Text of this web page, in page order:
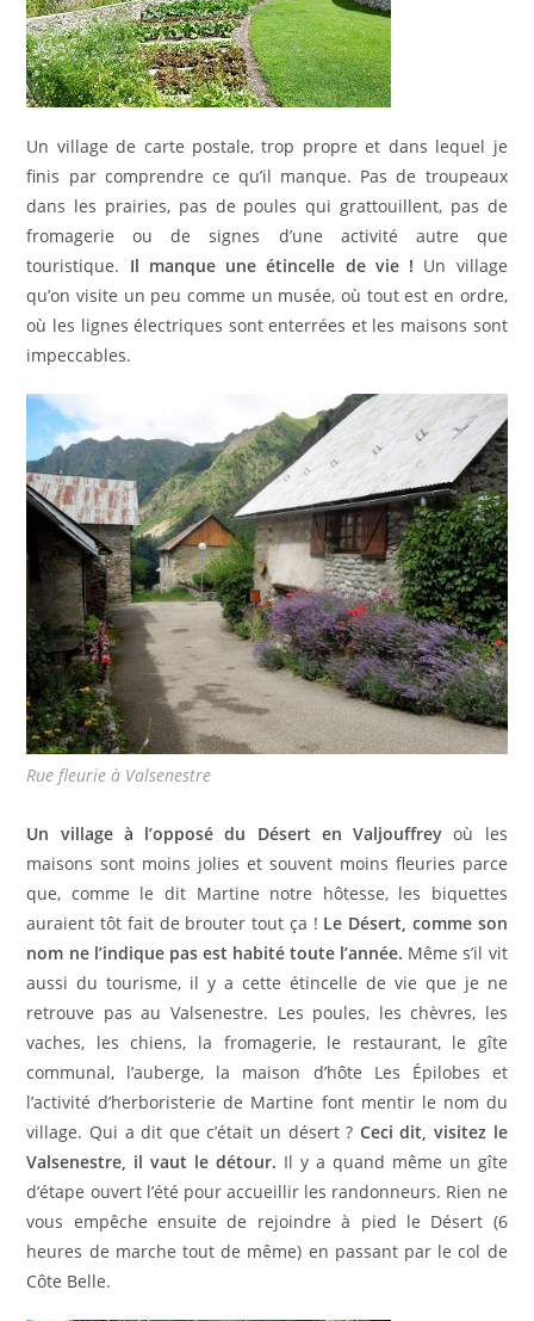
Un village de carte postale, trop propre et dans lequel je
finis par comprendre ce qu’il manque. Pas de troupeaux
dans les prairies, pas de poules qui grattouillent, pas de
fromagerie ou de signes d’une activité autre que
touristique. Il manque une étincelle de vie ! Un village
qu’on visite un peu comme un musée, où tout est en ordre,
où les lignes électriques sont enterrées et les maisons sont
impeccables.
Rue fleurie à Valsenestre
Un village à l’opposé du Désert en Valjouffrey où les
maisons sont moins jolies et souvent moins fleuries parce
que, comme le dit Martine notre hôtesse, les biquettes
auraient tôt fait de brouter tout ça ! Le Désert, comme son
nom ne l’indique pas est habité toute l’année. Même s’il vit
aussi du tourisme, il y a cette étincelle de vie que je ne
retrouve pas au Valsenestre. Les poules, les chèvres, les
vaches, les chiens, la fromagerie, le restaurant, le gîte
communal, l’auberge, la maison d’hôte Les Épilobes et
l’activité d’herboristerie de Martine font mentir le nom du
village. Qui a dit que c’était un désert ? Ceci dit, visitez le
Valsenestre, il vaut le détour. Il y a quand même un gîte
d’étape ouvert l’été pour accueillir les randonneurs. Rien ne
vous empêche ensuite de rejoindre à pied le Désert (6
heures de marche tout de même) en passant par le col de
Côte Belle.